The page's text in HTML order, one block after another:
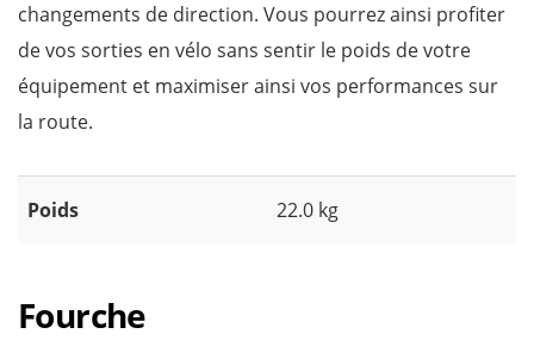
changements de direction. Vous pourrez ainsi profiter
de vos sorties en vélo sans sentir le poids de votre
équipement et maximiser ainsi vos performances sur
la route.
Poids 22.0 kg
Fourche